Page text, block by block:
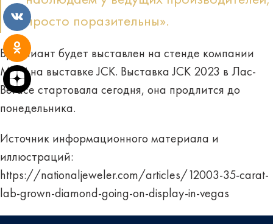
просто поразительны».
Бриллиант будет выставлен на стенде компании
Maitri на выставке JCK. Выставка JCK 2023 в Лас-
Вегасе стартовала сегодня, она продлится до
понедельника.
Источник информационного материала и
иллюстраций:
https://nationaljeweler.com/articles/12003-35-carat-
lab-grown-diamond-going-on-display-in-vegas